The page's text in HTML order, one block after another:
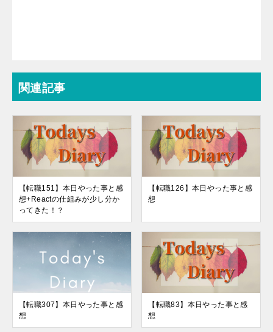
関連記事
【転職151】本日やった事と感
想+Reactの仕組みが少し分か
ってきた！？
【転職126】本日やった事と感
想
【転職307】本日やった事と感
想
【転職83】本日やった事と感
想